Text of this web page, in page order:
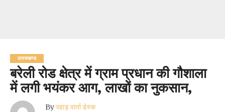
उत्तराखण्ड
बरेली रोड क्षेत्र में ग्राम प्रधान की गौशाला
में लगी भयंकर आग, लाखों का नुकसान,
Byपहाड़ वार्ता डेस्क